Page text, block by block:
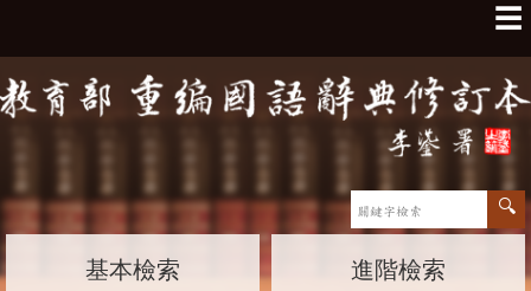
☰
基本檢索 進階檢索